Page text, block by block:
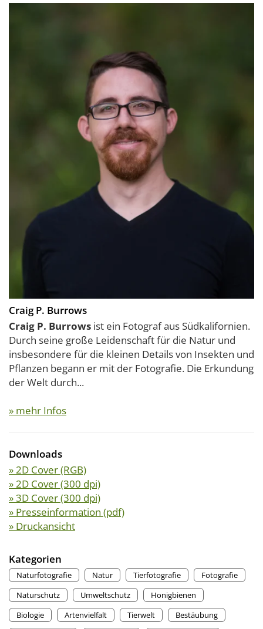
Craig P. Burrows
Craig P. Burrows ist ein Fotograf aus Südkalifornien.
Durch seine große Leidenschaft für die Natur und
insbesondere für die kleinen Details von Insekten und
Pflanzen begann er mit der Fotografie. Die Erkundung
der Welt durch...
» mehr Infos
Downloads
» 2D Cover (RGB)
» 2D Cover (300 dpi)
» 3D Cover (300 dpi)
» Presseinformation (pdf)
» Druckansicht
Kategorien
Naturfotografie Natur Tierfotografie
Fotografie
Naturschutz
Umweltschutz
Honigbienen
Biologie
Artenvielfalt Tierwelt
Bestäubung